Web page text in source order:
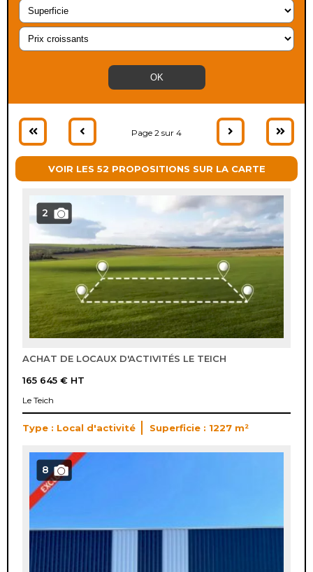
Page 2 sur 4
VOIR LES 52 PROPOSITIONS SUR LA CARTE
2
ACHAT DE LOCAUX D'ACTIVITÉS LE TEICH
165 645 € HT
Le Teich
Type : Local d'activité Superficie : 1227 m²
8